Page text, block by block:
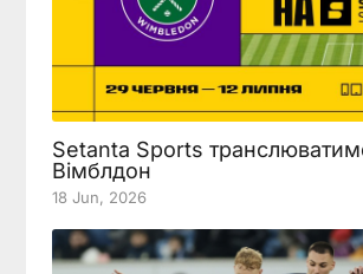
Setanta Sports
Вімблдон
18 Jun, 2026